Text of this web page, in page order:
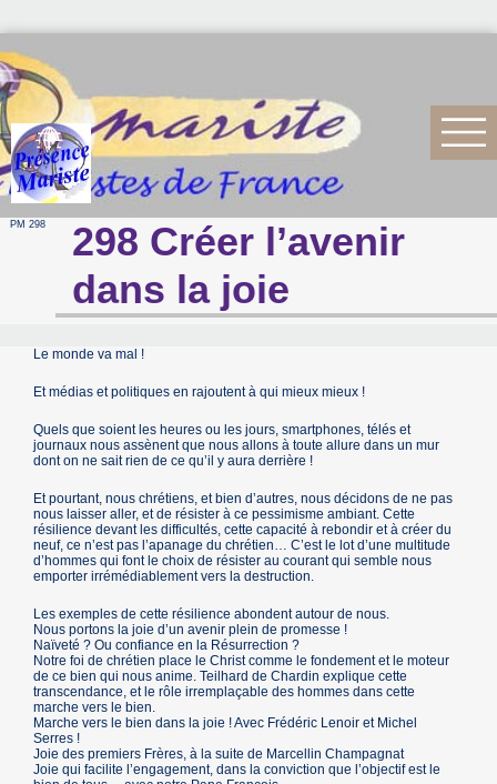
PM 298
298 Créer l’avenir
dans la joie
Le monde va mal !
Et médias et politiques en rajoutent à qui mieux mieux !
Quels que soient les heures ou les jours, smartphones, télés et
journaux nous assènent que nous allons à toute allure dans un mur
dont on ne sait rien de ce qu’il y aura derrière !
Et pourtant, nous chrétiens, et bien d’autres, nous décidons de ne pas
nous laisser aller, et de résister à ce pessimisme ambiant. Cette
résilience devant les difficultés, cette capacité à rebondir et à créer du
neuf, ce n’est pas l’apanage du chrétien… C’est le lot d’une multitude
d’hommes qui font le choix de résister au courant qui semble nous
emporter irrémédiablement vers la destruction.
Les exemples de cette résilience abondent autour de nous.
Nous portons la joie d’un avenir plein de promesse !
Naïveté ? Ou confiance en la Résurrection ?
Notre foi de chrétien place le Christ comme le fondement et le moteur
de ce bien qui nous anime. Teilhard de Chardin explique cette
transcendance, et le rôle irremplaçable des hommes dans cette
marche vers le bien.
Marche vers le bien dans la joie ! Avec Frédéric Lenoir et Michel
Serres !
Joie des premiers Frères, à la suite de Marcellin Champagnat
Joie qui facilite l’engagement, dans la conviction que l’objectif est le